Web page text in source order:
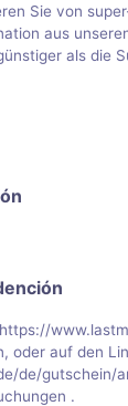
Sie von
aus
als die
oder auf den
de/gutschein/
.